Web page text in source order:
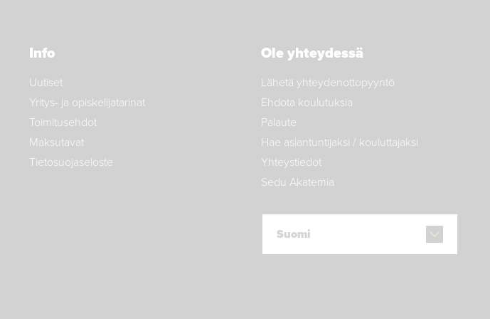
Info
Uutiset
Yritys- ja opiskelijatarinat
Toimitusehdot
Maksutavat
Tietosuojaseloste
Ole yhteydessä
Lähetä yhteydenottopyyntö
Ehdota koulutuksia
Palaute
Hae asiantuntijaksi / kouluttajaksi
Yhteystiedot
Sedu Akatemia
Suomi